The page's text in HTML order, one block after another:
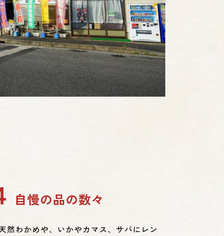
自慢の品の数々
然わかめや、いかやカマス、サバにレン